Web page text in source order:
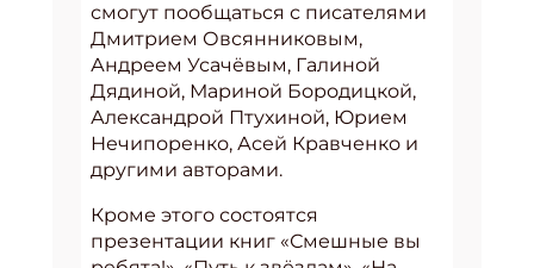
смогут пообщаться с писателями
Дмитрием Овсянниковым,
Андреем Усачёвым, Галиной
Дядиной, Мариной Бородицкой,
Александрой Птухиной, Юрием
Нечипоренко, Асей Кравченко и
другими авторами.
Кроме этого состоятся
презентации книг «Смешные вы